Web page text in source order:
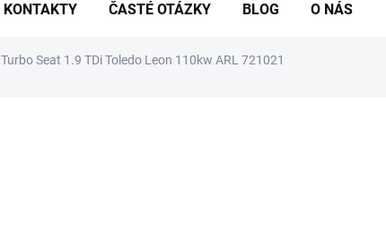
KONTAKTY ČASTÉ OTÁZKY BLOG O NÁS
Turbo Seat 1.9 TDi Toledo Leon 110kw ARL 721021